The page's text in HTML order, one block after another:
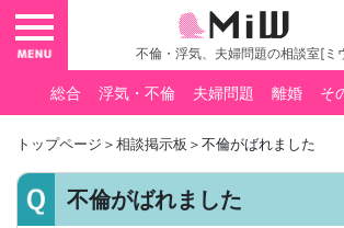
toggle navigation
不倫・浮気、夫婦問題の相談室[ミ
総合 浮気・不倫 夫婦問題 離婚 そ
トップページ ＞相談掲示板 ＞不倫がばれました
不倫がばれました